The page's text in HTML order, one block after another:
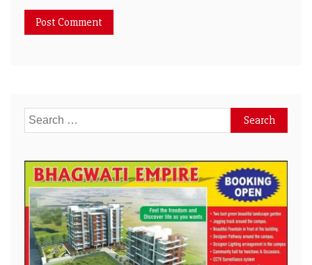
Search
for: